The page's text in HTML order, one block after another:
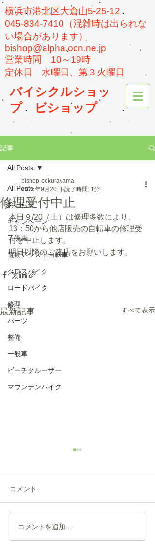
横浜市港北区大倉山5-25-12
045-834-7410（混雑時は出られな
い場合があります）
bishop@alpha.ocn.ne.jp
​営業時間 10～19時
​定休日 水曜日、第３火曜日
バイシクルショッ
プ
ビショップ
記事
All Posts
お知らせ
キャンペーン
子供車
電動アシスト自転車
クロスバイク
ロードバイク
修理
パーツ
整備
一般車
ビーチクルーザー
マウンテンバイク
All Posts
修理受付中止
bishop-ookurayama
2025年9月20日 読了時間: 1分
本日９/20（土）は修理多数により、
13：50から他店販売の自転車の修理受
付を中止します。
明日以降のご来店をお願いします。
最新記事 すべて表示
本日8/6（木）は修理多数に
より、12：00から他店販売の
す。 明日以降のご来店をお願
いします。
コメント
コメントを追加…